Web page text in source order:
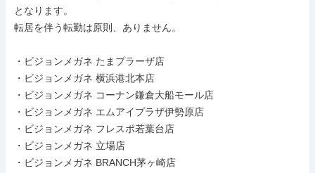
となります。
転居を伴う転勤は原則、ありません。
・ビジョンメガネ たまプラーザ店
・ビジョンメガネ 横浜港北本店
・ビジョンメガネ コーナン鎌倉大船モール店
・ビジョンメガネ エムアイプラザ伊勢原店
・ビジョンメガネ フレスポ若葉台店
・ビジョンメガネ 立場店
・ビジョンメガネ BRANCH茅ヶ崎店